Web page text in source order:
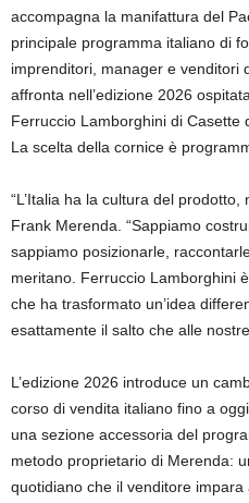
accompagna la manifattura del
principale programma italiano di
imprenditori, manager e venditori
affronta nell’edizione 2026
Ferruccio Lamborghini di Casette
La scelta della cornice è
“L’Italia ha la cultura del
Frank Merenda. “Sappiamo
sappiamo posizionarle,
meritano. Ferruccio Lamborghini
che ha trasformato un’idea
esattamente il salto che alle
L’edizione 2026 introduce un
corso di vendita italiano fino a
una sezione accessoria del
metodo proprietario di Merenda:
quotidiano che il venditore